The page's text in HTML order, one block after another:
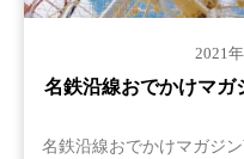
2021
名鉄沿線おでかけマガ
名鉄沿線おでかけマガジ